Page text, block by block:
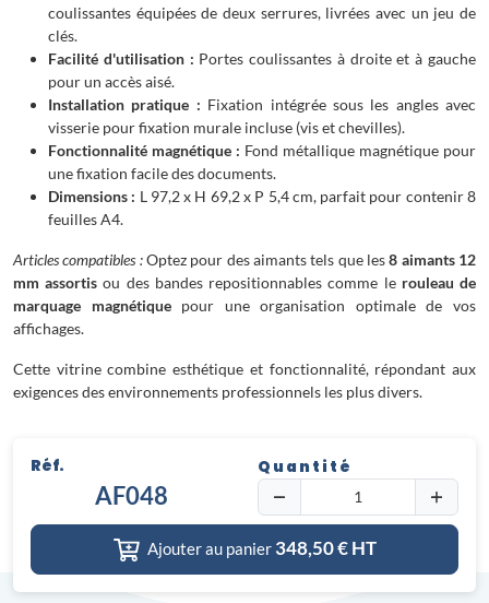
coulissantes équipées de deux serrures, livrées avec un jeu de
clés.
Facilité d'utilisation : Portes coulissantes à droite et à gauche
pour un accès aisé.
Installation pratique : Fixation intégrée sous les angles avec
visserie pour fixation murale incluse (vis et chevilles).
Fonctionnalité magnétique : Fond métallique magnétique pour
une fixation facile des documents.
Dimensions : L 97,2 x H 69,2 x P 5,4 cm, parfait pour contenir 8
feuilles A4.
Articles compatibles :Optez pour des aimants tels que les8 aimants 12
mm assortis ou des bandes repositionnables comme le rouleau de
marquage magnétiquepour une organisation optimale de vos
affichages.
Cette vitrine combine esthétique et fonctionnalité, répondant aux
exigences des environnements professionnels les plus divers.
Réf.
AF048
Quantité
Ajouter au panier 348,50€ HT